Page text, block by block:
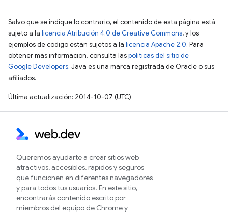
Salvo que se indique lo contrario, el contenido de esta página está
sujeto a la licencia Atribución 4.0 de Creative Commons, y los
ejemplos de código están sujetos a la licencia Apache 2.0. Para
obtener más información, consulta laspolíticas del sitio de
Google Developers. Java es una marca registrada de Oracle o sus
afiliados.
Última actualización: 2014-10-07 (UTC)
Queremos ayudarte a crear sitios web
atractivos, accesibles, rápidos y seguros
que funcionen en diferentes navegadores
y para todos tus usuarios. En este sitio,
encontrarás contenido escrito por
miembros del equipo de Chrome y